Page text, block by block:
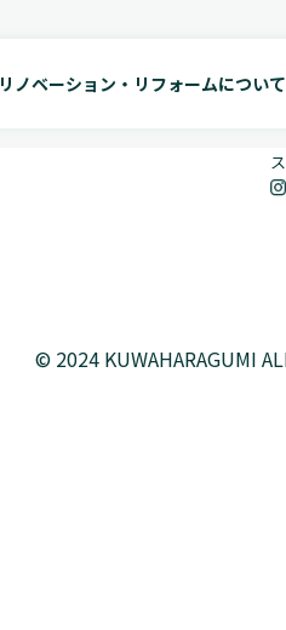
リノベーション・リフォームについて
© 2024 KUWAHARAGUMI